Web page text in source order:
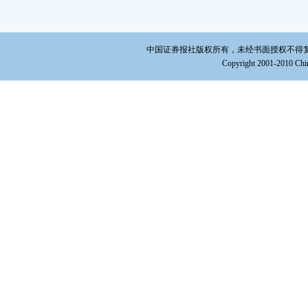
中国证券报社版权所有，未经书面授权不得
Copyright 2001-2010